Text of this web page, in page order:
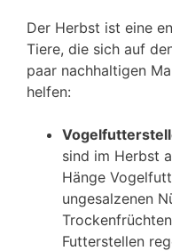
Der Herbst ist eine
Tiere, die sich auf
paar nachhaltigen
helfen:
sind im Herbst
Hänge
ungesalzenen
Futterstellen